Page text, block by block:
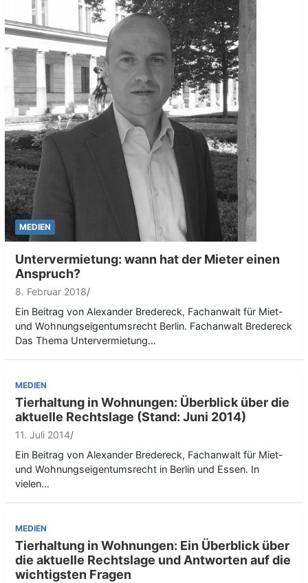
MEDIEN
Untervermietung: wann hat der Mieter einen
Anspruch?
8. Februar 2018
Ein Beitrag von Alexander Bredereck, Fachanwalt für Miet-
und Wohnungseigentumsrecht Berlin. Fachanwalt Bredereck
Das Thema Untervermietung…
MEDIEN
Tierhaltung in Wohnungen: Überblick über die
aktuelle Rechtslage (Stand: Juni 2014)
11. Juli 2014
Ein Beitrag von Alexander Bredereck, Fachanwalt für Miet-
und Wohnungseigentumsrecht in Berlin und Essen. In
vielen…
MEDIEN
Tierhaltung in Wohnungen: Ein Überblick über
die aktuelle Rechtslage und Antworten auf die
wichtigsten Fragen